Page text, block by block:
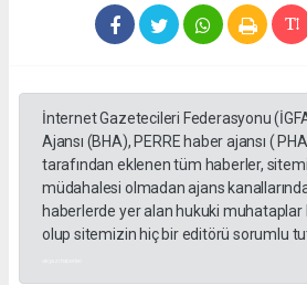
İnternet Gazetecileri Federasyonu
Ajansı (BHA), PERRE haber ajansı (
tarafından eklenen tüm haberler,
müdahalesi olmadan ajans
haberlerde yer alan hukuki
olup sitemizin hiç bir editörü sorumlu